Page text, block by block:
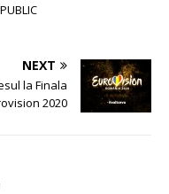
NEXT
la Finala
2020